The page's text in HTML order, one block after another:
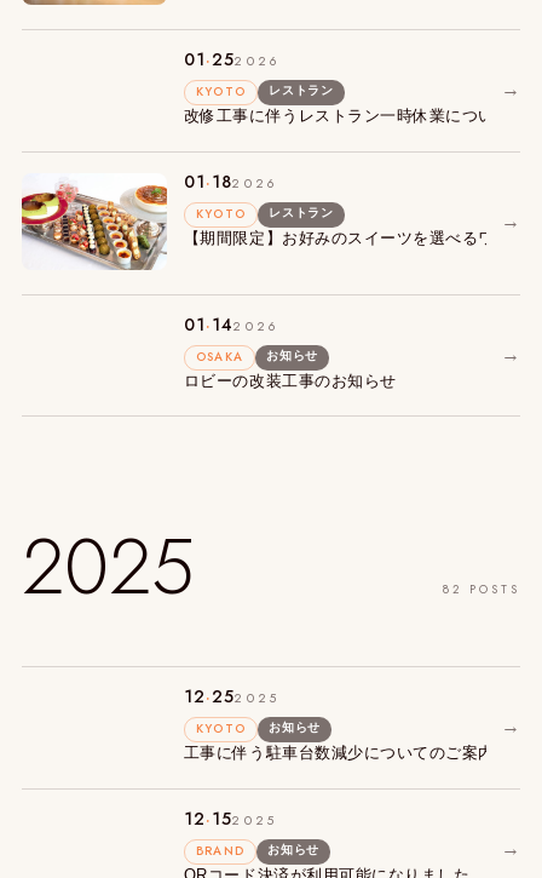
01.252026
KYOTO
レストラン
改修工事に伴うレストラン一時休業についての
→
01.182026
KYOTO
レストラン
【期間限定】お好みのスイーツを選べるワゴン
→
01.142026
OSAKA
お知らせ
ロビーの改装工事のお知らせ
→
2025 82 POSTS
12.252025
KYOTO
お知らせ
工事に伴う駐車台数減少についてのご案内
→
12.152025
BRAND
お知らせ →